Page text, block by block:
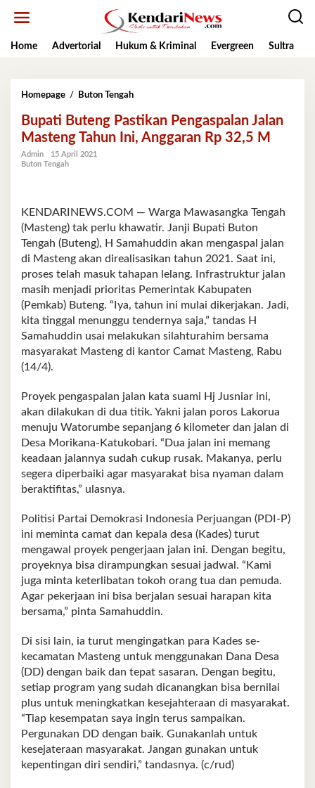
Home
Advertorial Hukum & Kriminal Evergreen Sultra
Homepage / Buton TengahBupati
Pastikan
Pengaspalan
Jalan
M
Bupati Buteng Pastikan Pengaspalan Jalan
Masteng Tahun Ini, Anggaran Rp 32,5 M
Admin
15 April 2021
Buton Tengah
KENDARINEWS.COM — Warga Mawasangka Tengah
(Masteng) tak perlu khawatir. Janji Bupati Buton
Tengah (Buteng), H Samahuddin akan mengaspal jalan
di Masteng akan direalisasikan tahun 2021. Saat ini,
proses telah masuk tahapan lelang. Infrastruktur jalan
masih menjadi prioritas Pemerintak Kabupaten
(Pemkab) Buteng. “Iya, tahun ini mulai dikerjakan. Jadi,
kita tinggal menunggu tendernya saja,” tandas H
Samahuddin usai melakukan silahturahim bersama
masyarakat Masteng di kantor Camat Masteng, Rabu
(14/4).
Proyek pengaspalan jalan kata suami Hj Jusniar ini,
akan dilakukan di dua titik. Yakni jalan poros Lakorua
menuju Watorumbe sepanjang 6 kilometer dan jalan di
Desa Morikana-Katukobari. “Dua jalan ini memang
keadaan jalannya sudah cukup rusak. Makanya, perlu
segera diperbaiki agar masyarakat bisa nyaman dalam
beraktifitas,” ulasnya.
Politisi Partai Demokrasi Indonesia Perjuangan (PDI-P)
ini meminta camat dan kepala desa (Kades) turut
mengawal proyek pengerjaan jalan ini. Dengan begitu,
proyeknya bisa dirampungkan sesuai jadwal. “Kami
juga minta keterlibatan tokoh orang tua dan pemuda.
Agar pekerjaan ini bisa berjalan sesuai harapan kita
bersama,” pinta Samahuddin.
Di sisi lain, ia turut mengingatkan para Kades se-
kecamatan Masteng untuk menggunakan Dana Desa
(DD) dengan baik dan tepat sasaran. Dengan begitu,
setiap program yang sudah dicanangkan bisa bernilai
plus untuk meningkatkan kesejahteraan di masyarakat.
“Tiap kesempatan saya ingin terus sampaikan.
Pergunakan DD dengan baik. Gunakanlah untuk
kesejateraan masyarakat. Jangan gunakan untuk
kepentingan diri sendiri,” tandasnya. (c/rud)